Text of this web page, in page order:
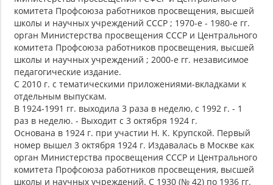
комитета Профсоюза работников просвещения, высшей
школы и научных учреждений СССР ; 1970-е - 1980-е гг.
орган Министерства просвещения СССР и Центрального
комитета Профсоюза работников просвещения, высшей
школы и научных учреждений ; 2000-е гг. независимое
педагогические издание.
С 2010 г. с тематическими приложениями-вкладками к
отдельным выпускам.
В 1924-1991 гг. выходила 3 раза в неделю, с 1992 г. - 1
раз в неделю. - Выходит с 3 октября 1924 г.
Основана в 1924 г. при участии Н. К. Крупской. Первый
номер вышел 3 октября 1924 г. Издавалась в Москве как
орган Министерства просвещения СССР и Центрального
комитета Профсоюза работников просвещения, высшей
школы и научных учреждений. С 1930 (№ 42) по 1936 гг.